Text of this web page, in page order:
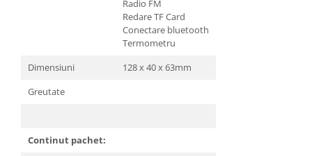
Radio FM
Redare TF Card
Conectare bluetooth
Termometru
Dimensiuni
128 x 40 x 63mm
Greutate
Continut pachet: